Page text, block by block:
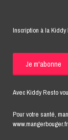
Inscription à la
Avec Kiddy Resto
Pour votre santé,
www.mangerbouger.fr